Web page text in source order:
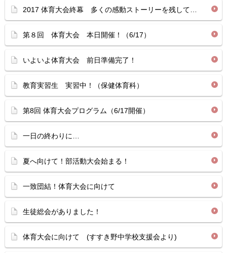
2017 体育大会終幕 多くの感動ストーリーを残して…
第８回 体育大会 本日開催！（6/17）
いよいよ体育大会 前日準備完了！
教育実習生 実習中！（保健体育科）
第8回 体育大会プログラム（6/17開催）
一日の終わりに…
夏へ向けて！部活動大会始まる！
一致団結！体育大会に向けて
生徒総会がありました！
体育大会に向けて (すすき野中学校支援会より)